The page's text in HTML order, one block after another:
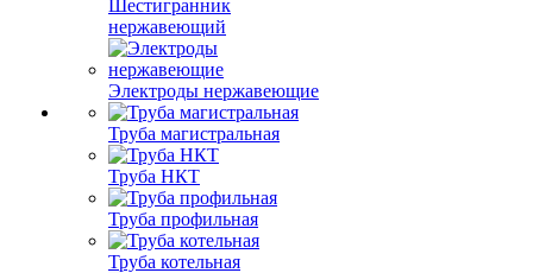
Шестигранник
нержавеющий
Электроды нержавеющие
Труба магистральная
Труба НКТ
Труба профильная
Труба котельная